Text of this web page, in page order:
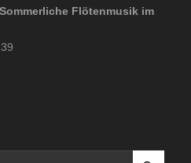
Flötenmusik im